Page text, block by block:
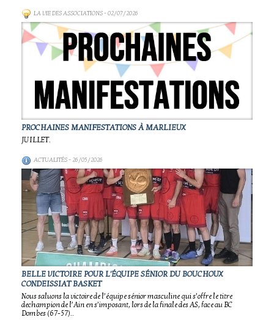
LA VIE DES ASSOCIATIONS- 02/07/2026
PROCHAINES MANIFESTATIONS À MARLIEUX
JUILLET.
ACTUALITÉS- 26/05/2026
BELLE VICTOIRE POUR L'ÉQUIPE SÉNIOR DU BOUCHOUX
CONDEISSIAT BASKET
Nous saluons la victoire de l’équipe sénior masculine qui s’offre le titre
dechampion de l’Ain en s’imposant, lors de la finale des AS, face au BC
Dombes (67-57)..